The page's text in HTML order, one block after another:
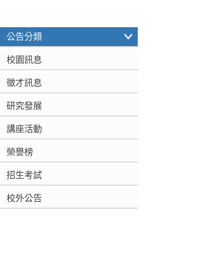
公告分類
校園訊息
徵才訊息
研究發展
講座活動
榮譽榜
招生考試
校外公告